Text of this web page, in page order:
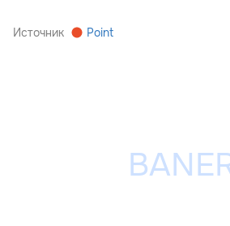
Источник Point